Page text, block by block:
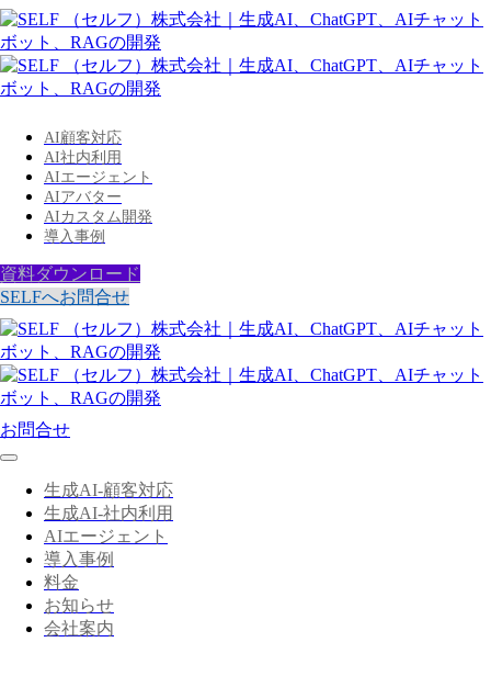
AI顧客対応
AI社内利用
AIエージェント
AIアバター
AIカスタム開発
導入事例
資料ダウンロード
SELFへお問合せ
お問合せ
生成AI-顧客対応
生成AI-社内利用
AIエージェント
導入事例
料金
お知らせ
会社案内